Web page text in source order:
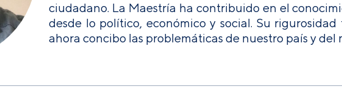
ciudadano. La Maestría ha contribuido en el
desde lo político, económico y social. Su
ahora concibo las problemáticas de nuestro país y